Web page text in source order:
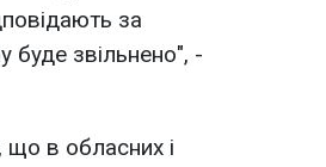
за
буде звільнено", -
в обласних і